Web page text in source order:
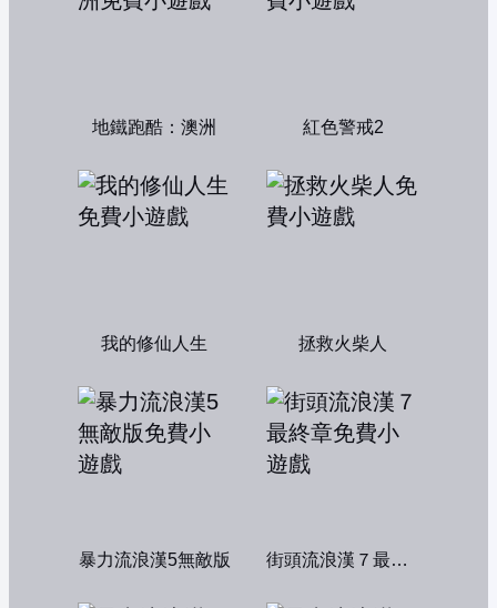
地鐵跑酷：澳洲 紅色警戒2
我的修仙人生 拯救火柴人
暴力流浪漢5無敵版 街頭流浪漢７最終章